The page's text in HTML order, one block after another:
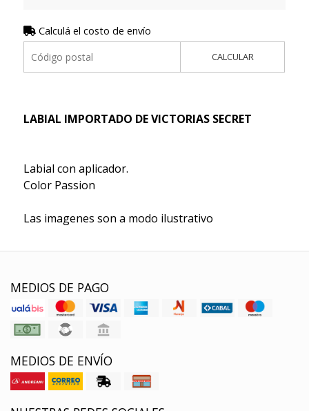
Calculá el costo de envío
CALCULAR
LABIAL IMPORTADO DE VICTORIAS SECRET
Labial con aplicador.
Color Passion
Las imagenes son a modo ilustrativo
MEDIOS DE PAGO
MEDIOS DE ENVÍO